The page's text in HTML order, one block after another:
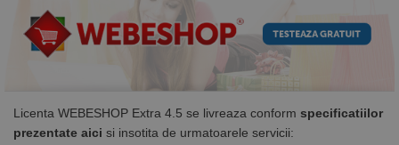
Licenta WEBESHOP Extra 4.5 se livreaza conform specificatiilor
prezentate aici si insotita de urmatoarele servicii: